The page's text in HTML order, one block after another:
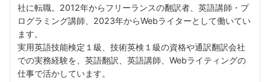
社に転職。2012年からフリーランスの翻訳者、英語講師・プ
ログラミング講師、2023年からWebライターとして働いてい
ます。
実用英語技能検定１級、技術英検１級の資格や通訳翻訳会社
での実務経験を、英語翻訳、英語講師、Webライティングの
仕事で活かしています。